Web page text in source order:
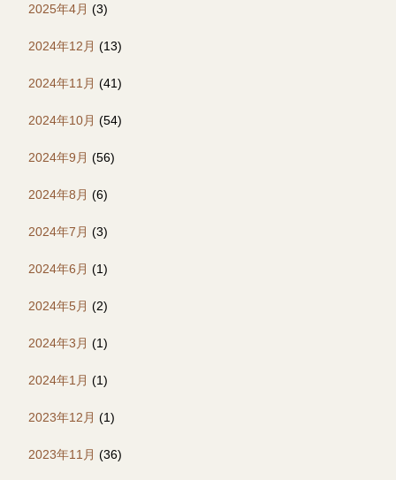
2025年4月 (3)
2024年12月 (13)
2024年11月 (41)
2024年10月 (54)
2024年9月 (56)
2024年8月 (6)
2024年7月 (3)
2024年6月 (1)
2024年5月 (2)
2024年3月 (1)
2024年1月 (1)
2023年12月 (1)
2023年11月 (36)